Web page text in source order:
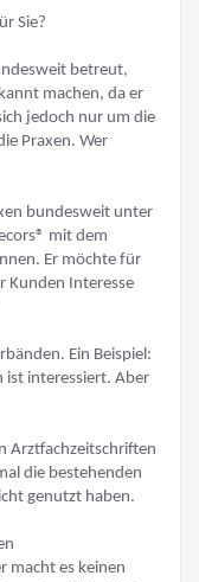
Sie?
betreut,
machen, da er
jedoch nur um die
Praxen. Wer
bundesweit unter
mit dem
Er möchte für
Kunden Interesse
Ein Beispiel:
ist interessiert. Aber
Arztfachzeitschriften
die bestehenden
genutzt haben.
macht es keinen